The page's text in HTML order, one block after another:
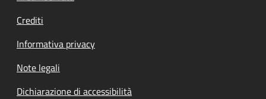
Crediti
Informativa privacy
Note legali
Dichiarazione di accessibilità